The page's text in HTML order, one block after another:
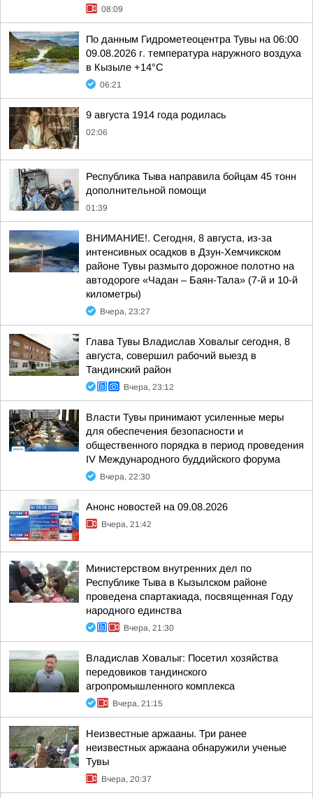
08:09
По данным Гидрометеоцентра Тувы на 06:00
09.08.2026 г. температура наружного воздуха
в Кызыле +14°С
06:21
9 августа 1914 года родилась
02:06
Республика Тыва направила бойцам 45 тонн
дополнительной помощи
01:39
ВНИМАНИЕ!. Сегодня, 8 августа, из-за
интенсивных осадков в Дзун-Хемчикском
районе Тувы размыто дорожное полотно на
автодороге «Чадан – Баян-Тала» (7-й и 10-й
километры)
Вчера, 23:27
Глава Тувы Владислав Ховалыг сегодня, 8
августа, совершил рабочий выезд в
Тандинский район
Вчера, 23:12
Власти Тувы принимают усиленные меры
для обеспечения безопасности и
общественного порядка в период проведения
IV Международного буддийского форума
Вчера, 22:30
Анонс новостей на 09.08.2026
Вчера, 21:42
Министерством внутренних дел по
Республике Тыва в Кызылском районе
проведена спартакиада, посвященная Году
народного единства
Вчера, 21:30
Владислав Ховалыг: Посетил хозяйства
передовиков тандинского
агропромышленного комплекса
Вчера, 21:15
Неизвестные аржааны. Три ранее
неизвестных аржаана обнаружили ученые
Тувы
Вчера, 20:37